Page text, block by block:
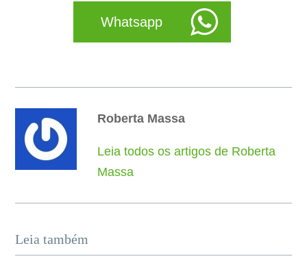
Whatsapp
Roberta Massa
Leia todos os artigos de Roberta
Massa
Leia também